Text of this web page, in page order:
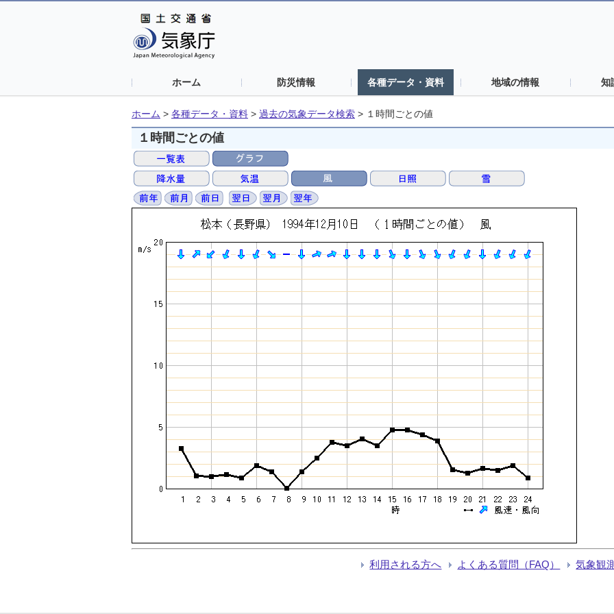
ホーム 防災情報 各種データ・資料 地域の情報 知
ホーム > 各種データ・資料 > 過去の気象データ検索 > １時間ごとの値
１時間ごとの値
利用される方へ よくある質問（FAQ） 気象観